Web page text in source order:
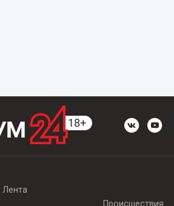
Лента
Происшествия